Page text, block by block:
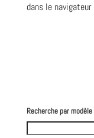
dans le
Recherche par modèle